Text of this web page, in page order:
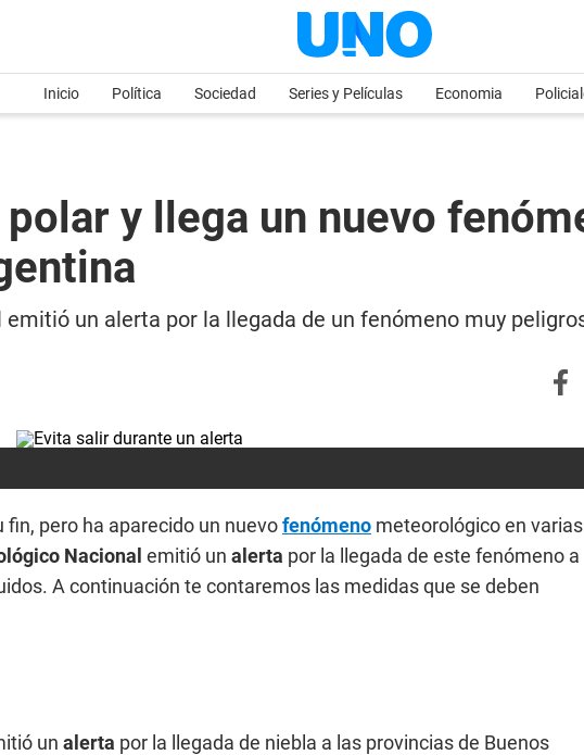
Inicio Política Sociedad Series y Películas Economia
y llega un nuevo
un alerta por la llegada de un fenómeno muy
fin, pero ha aparecido un nuevofenómeno meteorológico en varias
Nacional emitió un alerta por la llegada de este fenómeno a
A continuación te contaremos las medidas que se deben
un alerta por la llegada de niebla a las provincias de Buenos